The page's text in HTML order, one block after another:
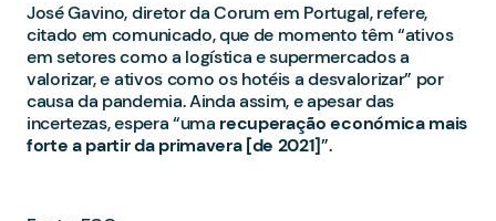
José Gavino, diretor da Corum em Portugal, refere,
citado em comunicado, que de momento têm “ativos
em setores como a logística e supermercados a
valorizar, e ativos como os hotéis a desvalorizar” por
causa da pandemia. Ainda assim, e apesar das
incertezas, espera “uma recuperação económica mais
forte a partir da primavera [de 2021]”.